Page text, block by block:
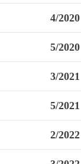
4/2020
5/2020
3/2021
5/2021
2/2022